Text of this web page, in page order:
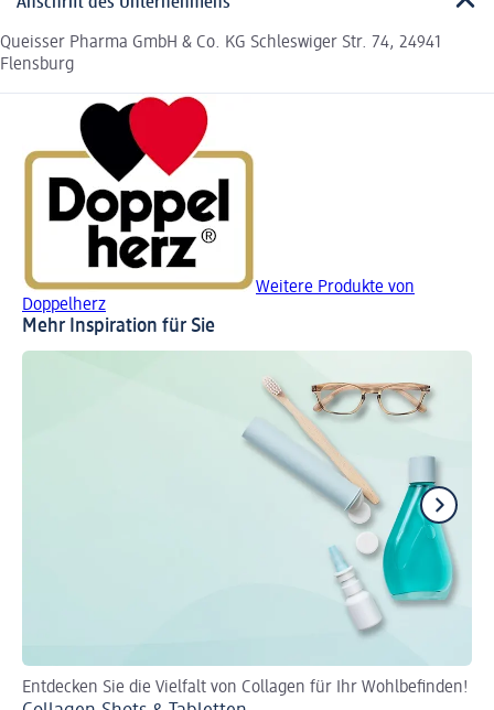
Queisser Pharma GmbH & Co. KG Schleswiger Str. 74, 24941
Flensburg
Weitere Produkte von
Doppelherz
Mehr Inspiration für Sie
Entdecken Sie die Vielfalt von Collagen für Ihr Wohlbefinden!